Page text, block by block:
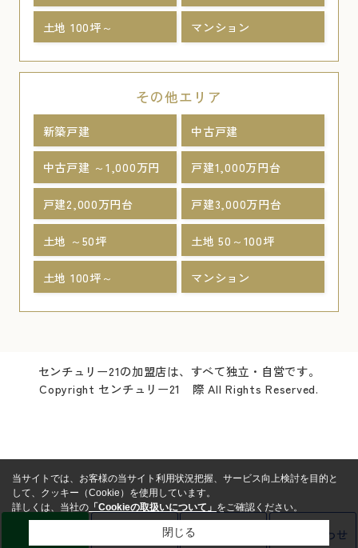
土地 100坪～ マンション
その他エリア
新築戸建 中古戸建
中古戸建 ～1,000万円 戸建1,000万円台
戸建2,000万円台 戸建3,000万円台
土地 ～50坪 土地 50～100坪
土地 100坪～ マンション
センチュリー21の加盟店は、すべて独立・自営です。
Copyright センチュリー21 際 All Rights Reserved.
お問い合わせ
当サイトでは、お客様の当サイト利用状況把握、サービス向上検討を目的と
して、クッキー（Cookie）を使用しています。
詳しくは、当社の 「Cookieの取扱いについて」 をご確認ください。
閉じる